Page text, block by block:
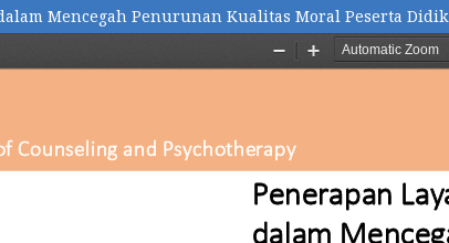
Mencegah Penurunan Kualitas Moral Peserta Didik